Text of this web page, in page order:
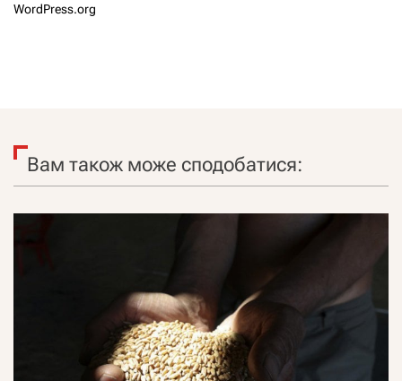
WordPress.org
Вам також може сподобатися: